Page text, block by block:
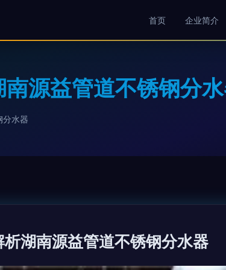
首页 企业简介
源益管道不锈钢分
分水器
湖南源益管道不锈钢分水器